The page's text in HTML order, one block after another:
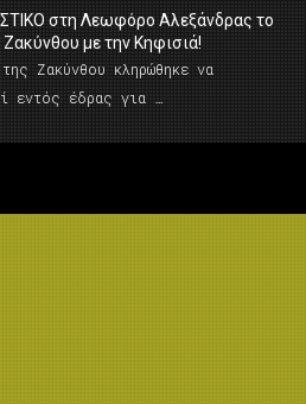
στη Λεωφόρο Αλεξάνδρας το
με την Κηφισιά!
Ζακύνθου κληρώθηκε να
εντός έδρας για …